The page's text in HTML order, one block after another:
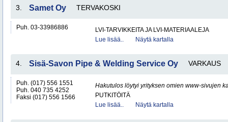
3. Samet Oy TERVAKOSKI
Puh. 03-33986886
LVI-TARVIKKEITA JA LVI-MATERIAALEJA
Lue lisää..
Näytä kartalla
4. Sisä-Savon Pipe & Welding Service Oy VARKAUS
Puh. (017) 556 1551
Puh. 040 735 4252
Faksi (017) 556 1566
Hakutulos löytyi yrityksen omien www-sivujen
PUTKITÖITÄ
Lue lisää..
Näytä kartalla